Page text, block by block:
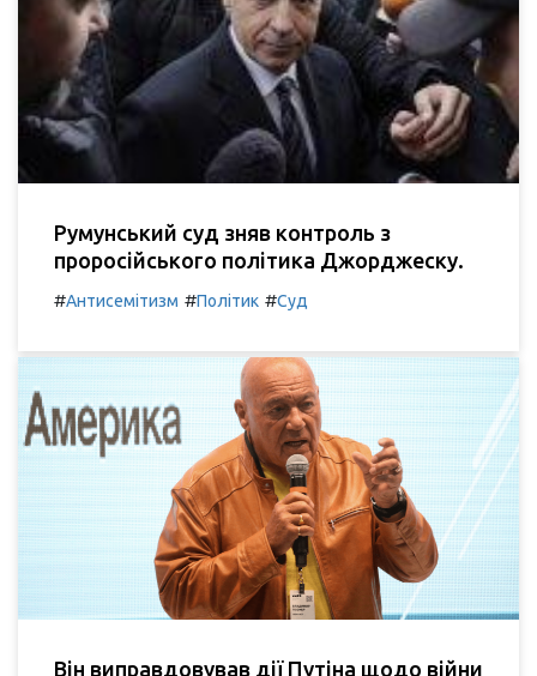
Румунський суд зняв контроль з
проросійського політика Джорджеску.
#Антисемітизм #Політик #Суд
Він виправдовував дії Путіна щодо війни